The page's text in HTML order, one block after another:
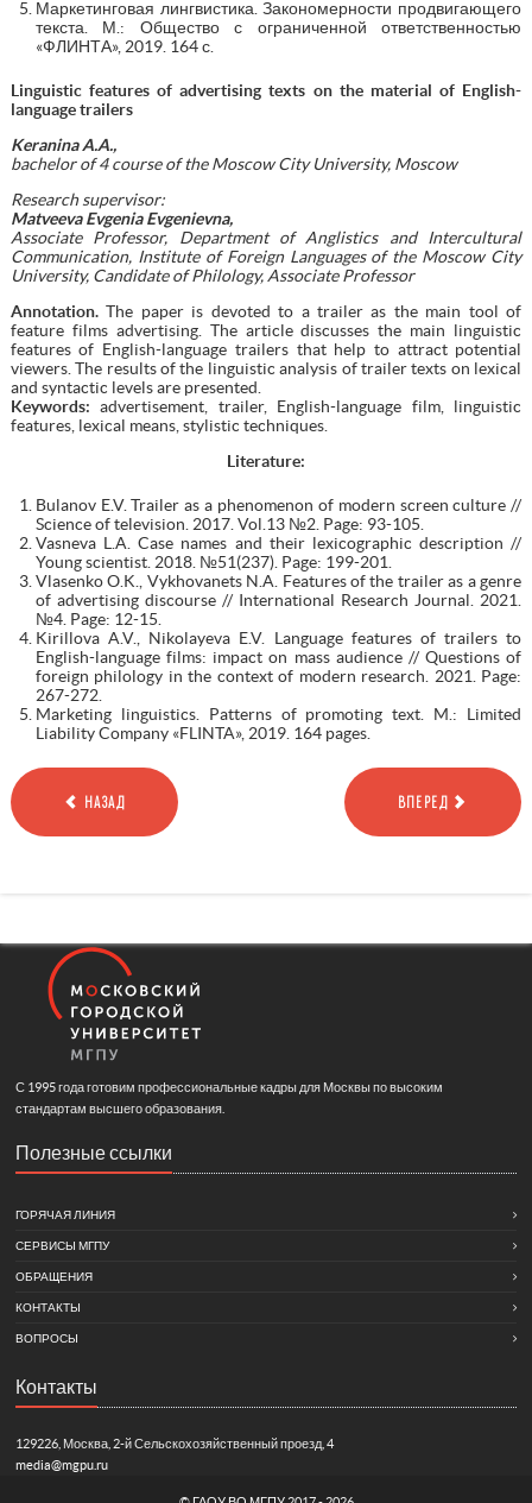
Маркетинговая лингвистика. Закономерности продвигающего
текста. М.: Общество с ограниченной ответственностью
«ФЛИНТА», 2019. 164 с.
Linguistic features of advertising texts on the material of English-
language trailers
Keranina A.A.,
bachelor of 4 course of the Moscow City University, Moscow
Research supervisor:
Matveeva Evgenia Evgenievna,
Associate Professor, Department of Anglistics and Intercultural
Communication, Institute of Foreign Languages of the Moscow City
University, Candidate of Philology, Associate Professor
Annotation.The paper is devoted to a trailer as the main tool of
feature films advertising. The article discusses the main linguistic
features of English-language trailers that help to attract potential
viewers. The results of the linguistic analysis of trailer texts on lexical
and syntactic levels are presented.
Keywords: advertisement, trailer, English-language film, linguistic
features, lexical means, stylistic techniques.
Literature:
Bulanov E.V. Trailer as a phenomenon of modern screen culture //
Science of television. 2017. Vol.13 №2. Page: 93-105.
Vasneva L.A. Case names and their lexicographic description //
Young scientist. 2018. №51(237). Page: 199-201.
Vlasenko O.K., Vykhovanets N.A. Features of the trailer as a genre
of advertising discourse // International Research Journal. 2021.
№4. Page: 12-15.
Kirillova A.V., Nikolayeva E.V. Language features of trailers to
English-language films: impact on mass audience // Questions of
foreign philology in the context of modern research. 2021. Page:
267-272.
Marketing linguistics. Patterns of promoting text. M.: Limited
Liability Company «FLINTA», 2019. 164 pages.
НАЗАД ВПЕРЕД
С 1995 года готовим профессиональные кадры для Москвы по высоким
стандартам высшего образования.
Полезные ссылки
ГОРЯЧАЯ ЛИНИЯ
СЕРВИСЫ МГПУ
ОБРАЩЕНИЯ
КОНТАКТЫ
ВОПРОСЫ
Контакты
129226, Москва, 2-й Сельскохозяйственный проезд, 4
media@mgpu.ru